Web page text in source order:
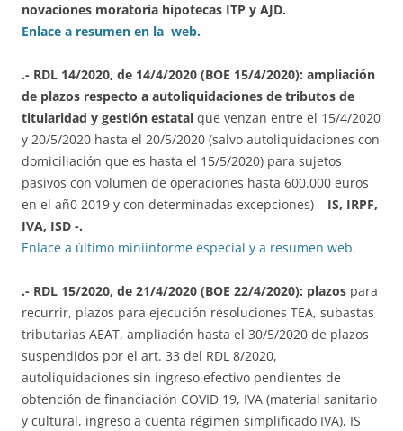
novaciones moratoria hipotecas ITP y AJD.
Enlace a resumen en la web.
.- RDL 14/2020, de 14/4/2020 (BOE 15/4/2020): ampliación
de plazos respecto a autoliquidaciones de tributos de
titularidad y gestión estatal que venzan entre el 15/4/2020
y 20/5/2020 hasta el 20/5/2020 (salvo autoliquidaciones con
domiciliación que es hasta el 15/5/2020) para sujetos
pasivos con volumen de operaciones hasta 600.000 euros
en el añ0 2019 y con determinadas excepciones) – IS, IRPF,
IVA, ISD -.
Enlace a último miniinforme especial y a resumen web.
.- RDL 15/2020, de 21/4/2020 (BOE 22/4/2020): plazos para
recurrir, plazos para ejecución resoluciones TEA, subastas
tributarias AEAT, ampliación hasta el 30/5/2020 de plazos
suspendidos por el art. 33 del RDL 8/2020,
autoliquidaciones sin ingreso efectivo pendientes de
obtención de financiación COVID 19, IVA (material sanitario
y cultural, ingreso a cuenta régimen simplificado IVA), IS